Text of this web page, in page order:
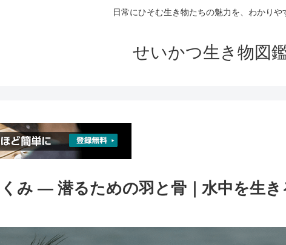
日常にひそむ生き物たちの魅力を、わかりや
せいかつ生き物図
み ― 潜るための羽と骨｜水中を生き